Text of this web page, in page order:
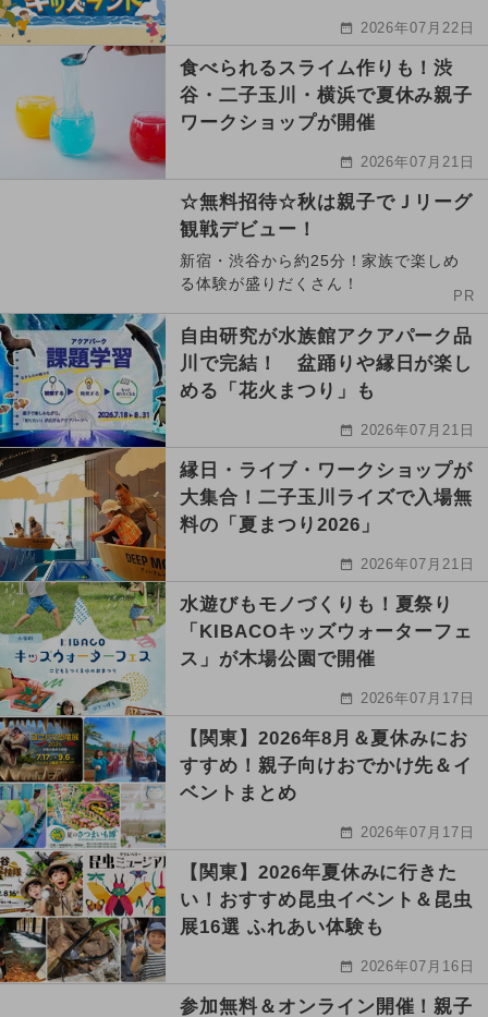
2026年07月22日
食べられるスライム作りも！渋
谷・二子玉川・横浜で夏休み親子
ワークショップが開催
2026年07月21日
☆無料招待☆秋は親子でＪリーグ
観戦デビュー！
新宿・渋谷から約25分！家族で楽しめ
る体験が盛りだくさん！
PR
自由研究が水族館アクアパーク品
川で完結！ 盆踊りや縁日が楽し
める「花火まつり」も
2026年07月21日
縁日・ライブ・ワークショップが
大集合！二子玉川ライズで入場無
料の「夏まつり2026」
2026年07月21日
水遊びもモノづくりも！夏祭り
「KIBACOキッズウォーターフェ
ス」が木場公園で開催
2026年07月17日
【関東】2026年8月＆夏休みにお
すすめ！親子向けおでかけ先＆イ
ベントまとめ
2026年07月17日
【関東】2026年夏休みに行きた
い！おすすめ昆虫イベント＆昆虫
展16選 ふれあい体験も
2026年07月16日
参加無料＆オンライン開催！親子